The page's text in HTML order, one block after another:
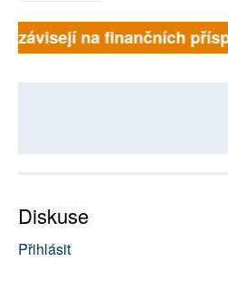
na finančních
Diskuse
Přihlásit